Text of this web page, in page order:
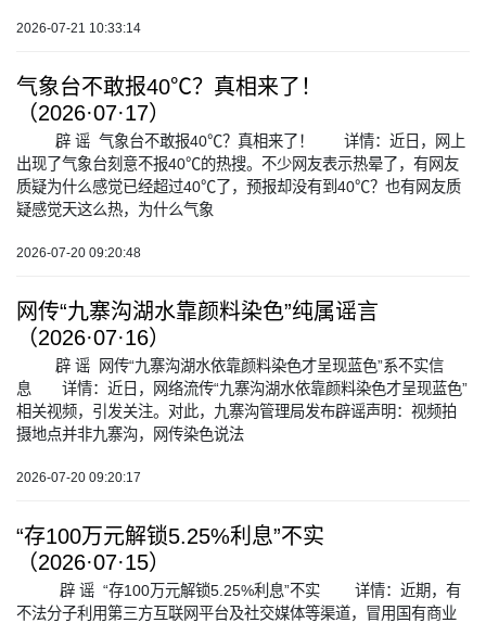
2026-07-21 10:33:14
气象台不敢报40℃？真相来了！
（2026·07·17）
辟 谣 气象台不敢报40℃？真相来了！ 详情：近日，网上
出现了气象台刻意不报40℃的热搜。不少网友表示热晕了，有网友
质疑为什么感觉已经超过40℃了，预报却没有到40℃？也有网友质
疑感觉天这么热，为什么气象
2026-07-20 09:20:48
网传“九寨沟湖水靠颜料染色”纯属谣言
（2026·07·16）
辟 谣 网传“九寨沟湖水依靠颜料染色才呈现蓝色”系不实信
息 详情：近日，网络流传“九寨沟湖水依靠颜料染色才呈现蓝色”
相关视频，引发关注。对此，九寨沟管理局发布辟谣声明：视频拍
摄地点并非九寨沟，网传染色说法
2026-07-20 09:20:17
“存100万元解锁5.25%利息”不实
（2026·07·15）
辟 谣 “存100万元解锁5.25%利息”不实 详情：近期，有
不法分子利用第三方互联网平台及社交媒体等渠道，冒用国有商业